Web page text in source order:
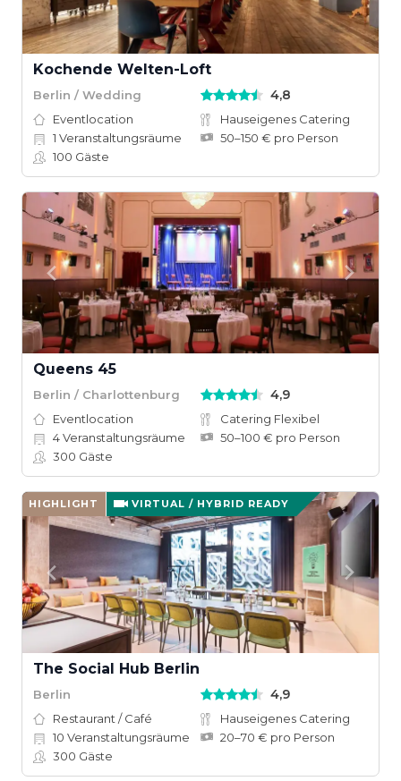
Kochende Welten-Loft
Berlin / Wedding 4,8
Eventlocation
Hauseigenes Catering
1 Veranstaltungsräume
50–150 € pro Person
100 Gäste
Queens 45
Berlin / Charlottenburg 4,9
Eventlocation
Catering Flexibel
4Veranstaltungsräume
50–100 € pro Person
300 Gäste
HIGHLIGHT VIRTUAL / HYBRID READY
The Social Hub Berlin
Berlin 4,9
Restaurant / Café
Hauseigenes Catering
10 Veranstaltungsräume
20–70 € pro Person
300 Gäste